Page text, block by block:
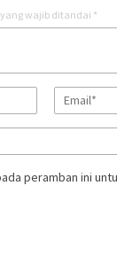
yang wajib ditandai *
peramban ini